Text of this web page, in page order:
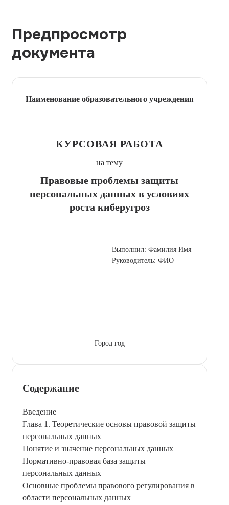
Предпросмотр
документа
Наименование образовательного учреждения
КУРСОВАЯ РАБОТА
на тему
Правовые проблемы защиты
персональных данных в условиях
роста киберугроз
Выполнил: Фамилия Имя
Руководитель: ФИО
Город год
Содержание
Введение
Глава 1. Теоретические основы правовой защиты
персональных данных
Понятие и значение персональных данных
Нормативно-правовая база защиты
персональных данных
Основные проблемы правового регулирования в
области персональных данных